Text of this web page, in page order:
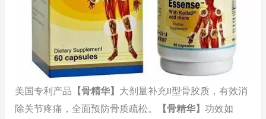
美国专利产品 【骨精华】 大剂量补充II型骨胶质，有效消
除关节疼痛，全面预防骨质疏松。
【骨精华】功效如